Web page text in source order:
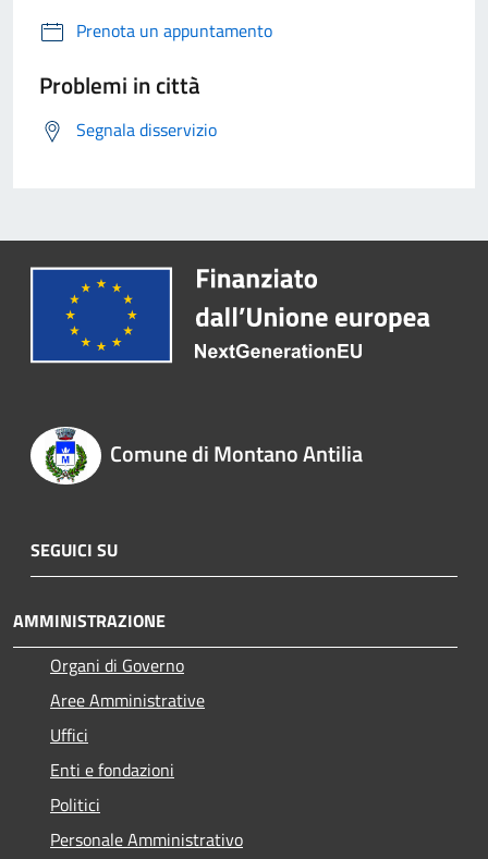
Prenota un appuntamento
Problemi in città
Segnala disservizio
Comune di Montano Antilia
SEGUICI SU
AMMINISTRAZIONE
Organi di Governo
Aree Amministrative
Uffici
Enti e fondazioni
Politici
Personale Amministrativo